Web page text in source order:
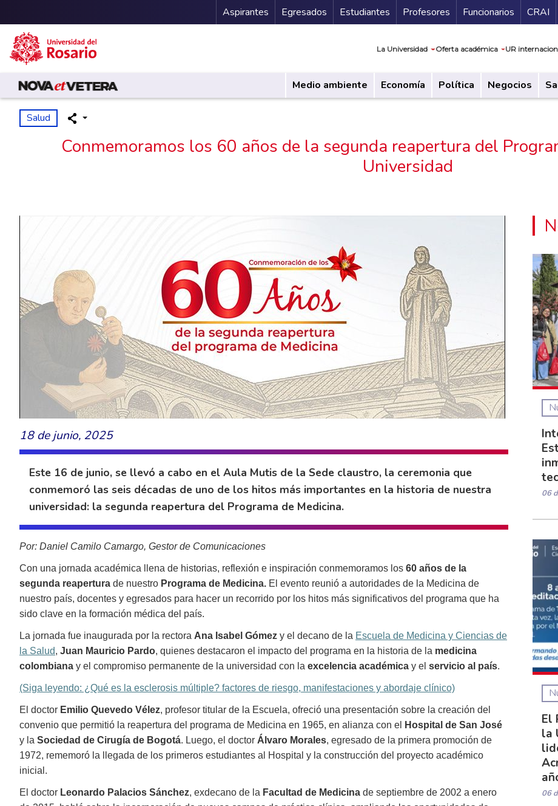
Pasar al contenido principal
Menu Secundario
Aspirantes Egresados Estudiantes Profesores Funcionarios CRAI
La Universidad Oferta académica UR
Medio ambiente Economía Política Negocios
Salud
Conmemoramos los 60 años de la segunda reapertura del
Universidad
18 de junio, 2025
Este 16 de junio, se llevó a cabo en el Aula Mutis de la Sede claustro, la ceremonia que
conmemoró las seis décadas de uno de los hitos más importantes en la historia de nuestra
universidad: la segunda reapertura del Programa de Medicina.
Por: Daniel Camilo Camargo, Gestor de Comunicaciones
Con una jornada académica llena de historias, reflexión e inspiración conmemoramos los 60 años de la
segunda reapertura de nuestro Programa de Medicina. El evento reunió a autoridades de la Medicina de
nuestro país, docentes y egresados para hacer un recorrido por los hitos más significativos del programa que ha
sido clave en la formación médica del país.
La jornada fue inaugurada por la rectora Ana Isabel Gómez y el decano de la Escuela de Medicina y Ciencias de
la Salud, Juan Mauricio Pardo, quienes destacaron el impacto del programa en la historia de la medicina
colombiana y el compromiso permanente de la universidad con la excelencia académica y el servicio al país.
(Siga leyendo: ¿Qué es la esclerosis múltiple? factores de riesgo, manifestaciones y abordaje clínico)
El doctor Emilio Quevedo Vélez, profesor titular de la Escuela, ofreció una presentación sobre la creación del
convenio que permitió la reapertura del programa de Medicina en 1965, en alianza con el
Hospital de San José
y la Sociedad de Cirugía de Bogotá. Luego, el doctor Álvaro Morales, egresado de la primera promoción de
1972, rememoró la llegada de los primeros estudiantes al Hospital y la construcción del proyecto académico
inicial.
El doctor Leonardo Palacios Sánchez, exdecano de la Facultad de Medicina de septiembre de 2002 a enero
06
El
la
06